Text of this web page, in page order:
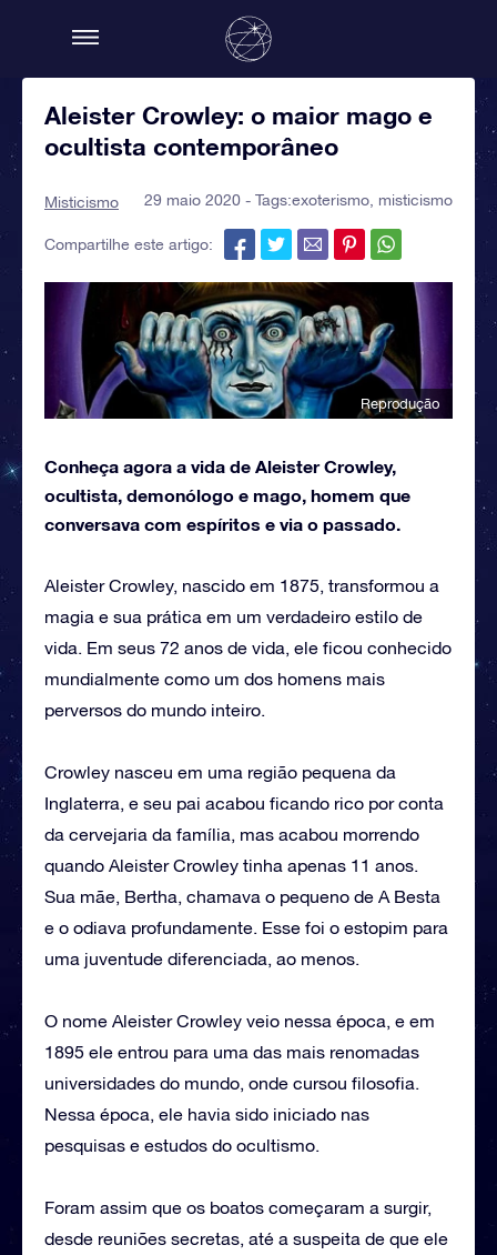
Aleister Crowley: o maior mago e
ocultista contemporâneo
Misticismo 29 maio 2020 - Tags:exoterismo misticismo
Compartilhe este artigo:
Reprodução
Conheça agora a vida de Aleister Crowley,
ocultista, demonólogo e mago, homem que
conversava com espíritos e via o passado.
Aleister Crowley, nascido em 1875, transformou a
magia e sua prática em um verdadeiro estilo de
vida. Em seus 72 anos de vida, ele ficou conhecido
mundialmente como um dos homens mais
perversos do mundo inteiro.
Crowley nasceu em uma região pequena da
Inglaterra, e seu pai acabou ficando rico por conta
da cervejaria da família, mas acabou morrendo
quando Aleister Crowley tinha apenas 11 anos.
Sua mãe, Bertha, chamava o pequeno de A Besta
e o odiava profundamente. Esse foi o estopim para
uma juventude diferenciada, ao menos.
O nome Aleister Crowley veio nessa época, e em
1895 ele entrou para uma das mais renomadas
universidades do mundo, onde cursou filosofia.
Nessa época, ele havia sido iniciado nas
pesquisas e estudos do ocultismo.
Foram assim que os boatos começaram a surgir,
desde reuniões secretas, até a suspeita de que ele